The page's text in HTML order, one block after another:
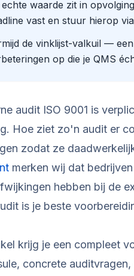
echte waarde zit in
vast en stuur hierop
de vinklijst-valkuil —
op die je QMS
audit ISO 9001 is
Hoe ziet zo'n audit er
zodat ze
merken wij dat
hebben bij de
is je beste
krijg je een compleet
concrete